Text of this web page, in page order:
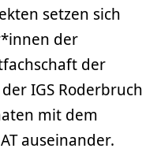
setzen sich
der
der
IGS Roderbruch
mit dem
auseinander.